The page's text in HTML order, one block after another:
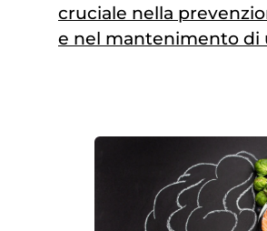
cruciale nella
e nel mantenimento di
oggetto di dibattito. In
vengono esplorate le
scientifiche attuali su
possono avere effetti